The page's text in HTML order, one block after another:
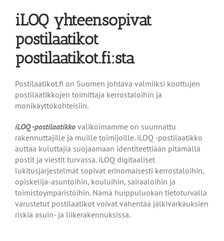
iLOQ yhteensopivat
postilaatikot
postilaatikot.fi:sta
Postilaatikot.fi on Suomen johtava valmiiksi koottujen
postilaatikkojen toimittaja kerrostaloihin ja
monikäyttökohteisiin.
iLOQ -postilaatikko valikoimamme on suunnattu
rakennuttajille ja muille toimijoille. iLOQ -postilaatikko
auttaa kuluttajia suojaamaan identiteettiään pitämällä
postit ja viestit turvassa. iLOQ digitaaliset
lukitusjärjestelmät sopivat erinomaisesti kerrostaloihin,
opiskelija-asuntoihin, kouluihin, sairaaloihin ja
toimistoympäristöihin. Nämä huippuluokan tietoturvalla
varustetut postilaatikot voivat vähentää jälkivarkauksien
riskiä asuin- ja liikerakennuksissa.